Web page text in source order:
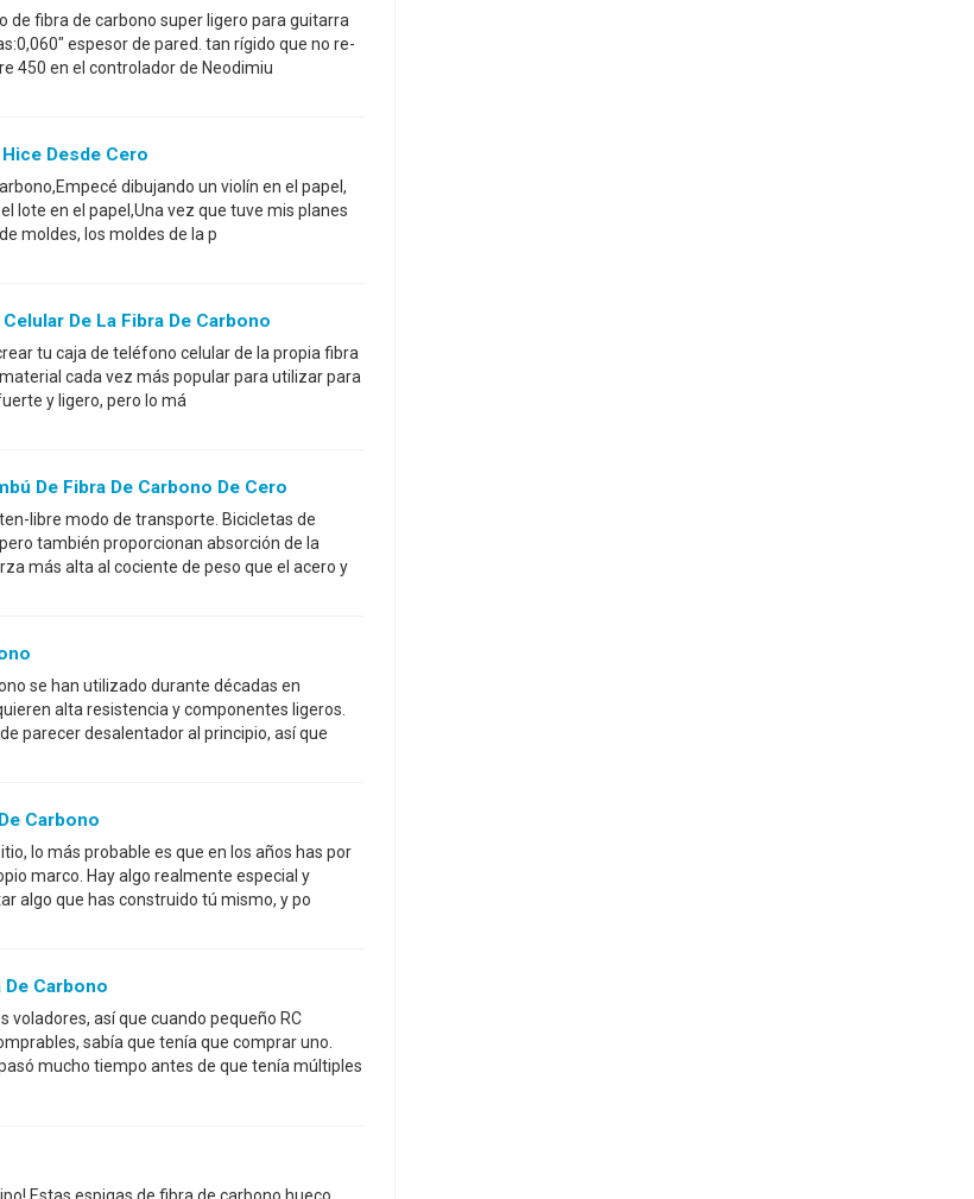
de fibra de carbono super ligero para guitarra
espesor de pared. tan rígido que no re-
450 en el controlador de Neodimiu
Desde Cero
dibujando un violín en el papel,
lote en el papel,Una vez que tuve mis planes
moldes, los moldes de la p
De La Fibra De Carbono
tu caja de teléfono celular de la propia fibra
cada vez más popular para utilizar para
y ligero, pero lo má
De Fibra De Carbono De Cero
libre modo de transporte. Bicicletas de
también proporcionan absorción de la
más alta al cociente de peso que el acero y
se han utilizado durante décadas en
alta resistencia y componentes ligeros.
parecer desalentador al principio, así que
Carbono
lo más probable es que en los años has por
marco. Hay algo realmente especial y
algo que has construido tú mismo, y po
De Carbono
voladores, así que cuando pequeño RC
sabía que tenía que comprar uno.
mucho tiempo antes de que tenía múltiples